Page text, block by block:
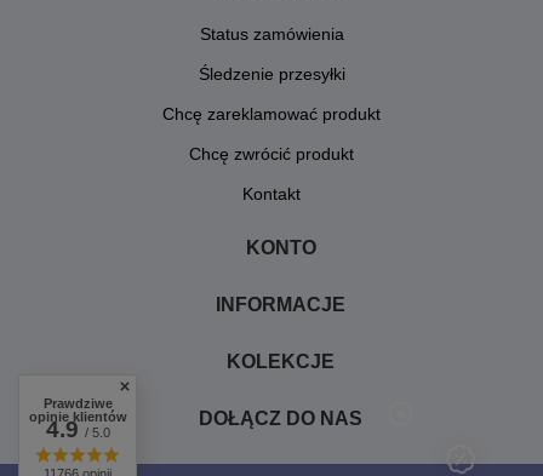
Status zamówienia
Śledzenie przesyłki
Chcę zareklamować produkt
Chcę zwrócić produkt
Kontakt
KONTO
INFORMACJE
KOLEKCJE
DOŁĄCZ DO NAS
Prawdziwe
opinie klientów
4.9/ 5.0